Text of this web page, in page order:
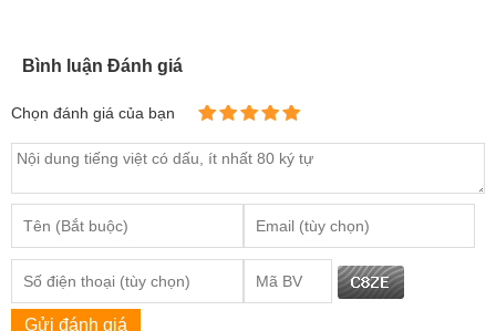
Bình luận Đánh giá
Chọn đánh giá của bạn
Gửi đánh giá